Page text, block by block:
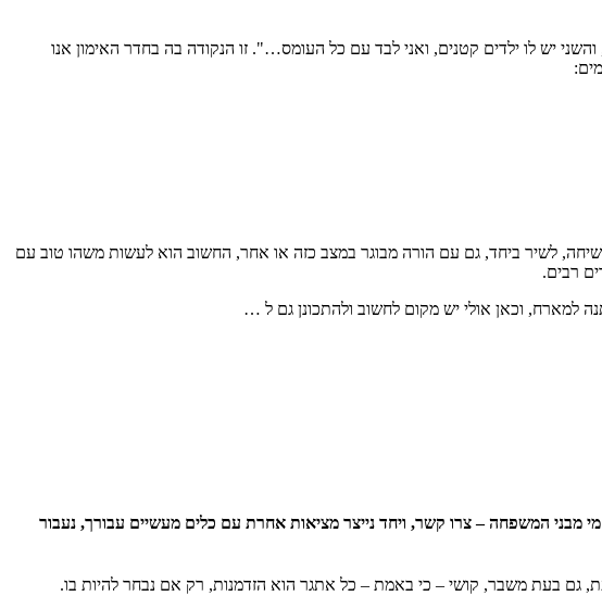
יש לו ילדים קטנים, ואני לבד עם כל העומס…". זו הנקודה בה בחדר האימון אנו
לשיר ביחד, גם עם הורה מבוגר במצב כזה או אחר, החשוב הוא לעשות משהו טוב עם
רבים.
למארח, וכאן אולי יש מקום לחשוב ולהתכונן גם ל …
המשפחה – צרו קשר, ויחד נייצר מציאות אחרת עם כלים מעשיים עבורך, נעבור
גם בעת משבר, קושי – כי באמת – כל אתגר הוא הזדמנות, רק אם נבחר להיות בו.